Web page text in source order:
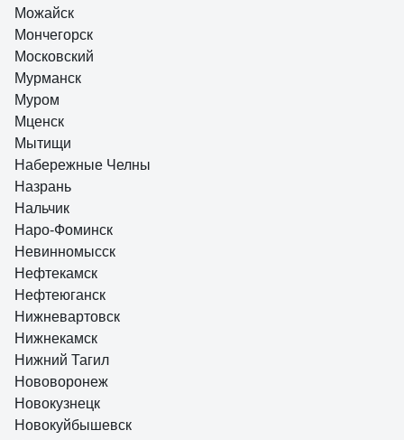
Можайск
Мончегорск
Московский
Мурманск
Муром
Мценск
Мытищи
Набережные Челны
Назрань
Нальчик
Наро-Фоминск
Невинномысск
Нефтекамск
Нефтеюганск
Нижневартовск
Нижнекамск
Нижний Тагил
Нововоронеж
Новокузнецк
Новокуйбышевск